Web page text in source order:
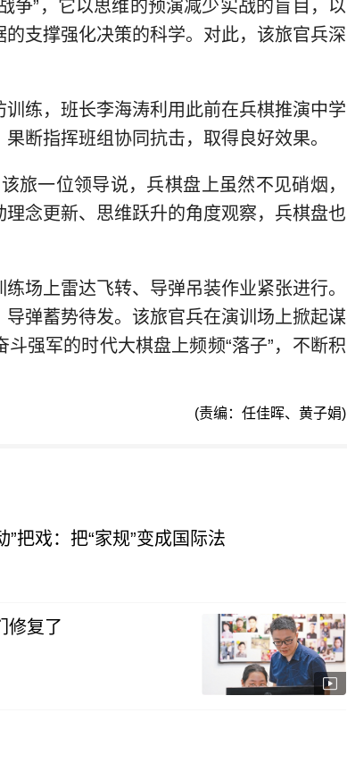
争”，它以思维的预演减少实战的盲目，以
支撑强化决策的科学。对此，该旅官兵深
练，班长李海涛利用此前在兵棋推演中学
断指挥班组协同抗击，取得良好效果。
旅一位领导说，兵棋盘上虽然不见硝烟，
念更新、思维跃升的角度观察，兵棋盘也
场上雷达飞转、导弹吊装作业紧张进行。
弹蓄势待发。该旅官兵在演训场上掀起谋
强军的时代大棋盘上频频“落子”，不断积
(责编：任佳晖、黄子娟)
把戏：把“家规”变成国际法
修复了